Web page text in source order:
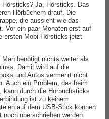
Hörsticks? Ja, Hörsticks. Das
Hörbüchern drauf. Die
die aussieht wie das
Vor ein paar Monaten erst auf
ersten Mobi-Hörsticks jetzt
Man benötigt nichts weiter als
Damit wird auf die
und Autos vermehrt nicht
Auch ein Problem, das beim
kann durch die Hörbuchsticks
ist zu keinem
auf dem USB-Stick können
überschrieben werden.